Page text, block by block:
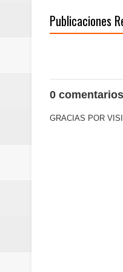
Publicaciones
0
GRACIAS POR